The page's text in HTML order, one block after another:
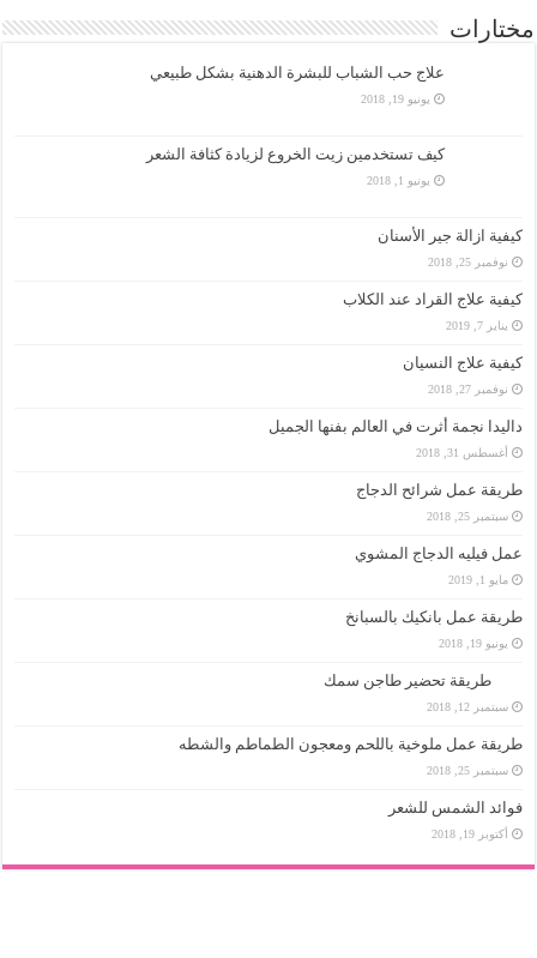
مختارات
علاج حب الشباب للبشرة الدهنية بشكل طبيعي
يونيو 19, 2018
كيف تستخدمين زيت الخروع لزيادة كثافة الشعر
يونيو 1, 2018
كيفية ازالة جير الأسنان
نوفمبر 25, 2018
كيفية علاج القراد عند الكلاب
يناير 7, 2019
كيفية علاج النسيان
نوفمبر 27, 2018
داليدا نجمة أثرت في العالم بفنها الجميل
أغسطس 31, 2018
طريقة عمل شرائح الدجاج
سبتمبر 25, 2018
عمل فيليه الدجاج المشوي
مايو 1, 2019
طريقة عمل بانكيك بالسبانخ
يونيو 19, 2018
طريقة تحضير طاجن سمك
سبتمبر 12, 2018
طريقة عمل ملوخية باللحم ومعجون الطماطم والشطه
سبتمبر 25, 2018
فوائد الشمس للشعر
أكتوبر 19, 2018